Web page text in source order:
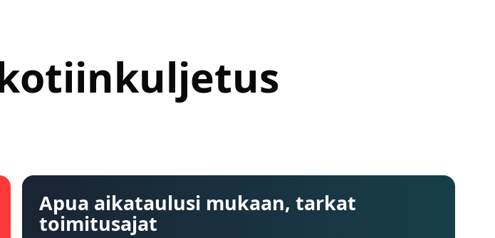
Apua aikataulusi mukaan, tarkat
toimitusajat